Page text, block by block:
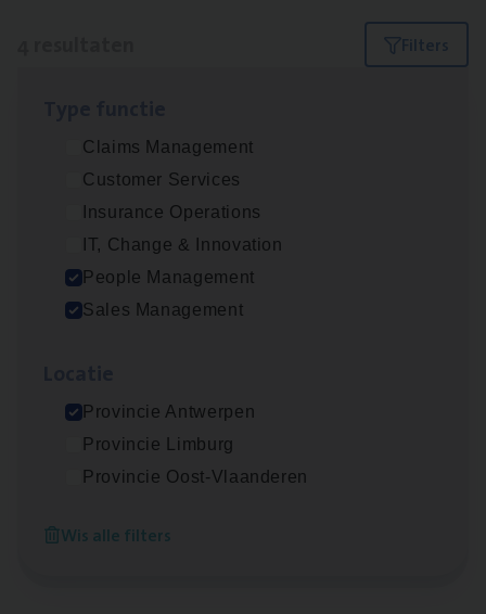
Filters
Claims Management
Customer Services
Insurance Operations
IT, Change & Innovation
People Management
Sales Management
Provincie Antwerpen
Provincie Limburg
Provincie Oost-Vlaanderen
Wis alle filters
Insu­ran­ce Bro­ker Trans­port
Antwerpen
Busi­ness Mana­ger Mari­ne Cargo
Cor­po­ra­te Insu­ran­ce Bro­ker Property
Antwerpen